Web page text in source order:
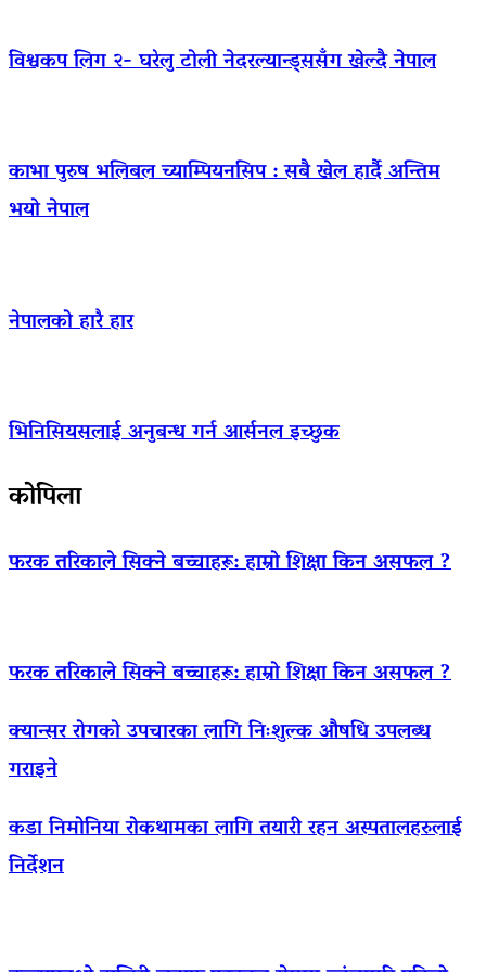
विश्वकप लिग २- घरेलु टोली नेदरल्यान्ड्ससँग खेल्दै नेपाल
काभा पुरुष भलिबल च्याम्पियनसिप : सबै खेल हार्दै अन्तिम
भयो नेपाल
नेपालको हारै हार
भिनिसियसलाई अनुबन्ध गर्न आर्सनल इच्छुक
कोपिला
फरक तरिकाले सिक्ने बच्चाहरू: हाम्रो शिक्षा किन असफल ?
फरक तरिकाले सिक्ने बच्चाहरू: हाम्रो शिक्षा किन असफल ?
क्यान्सर रोगको उपचारका लागि निःशुल्क औषधि उपलब्ध
गराइने
कडा निमोनिया रोकथामका लागि तयारी रहन अस्पतालहरुलाई
निर्देशन